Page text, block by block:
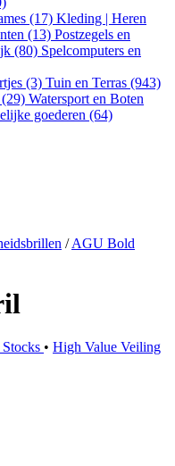
(17) Kleding | Heren
(13) Postzegels en
(80) Spelcomputers en
(3) Tuin en Terras (943)
Watersport en Boten
goederen (64)
/AGU Bold
• High Value Veiling